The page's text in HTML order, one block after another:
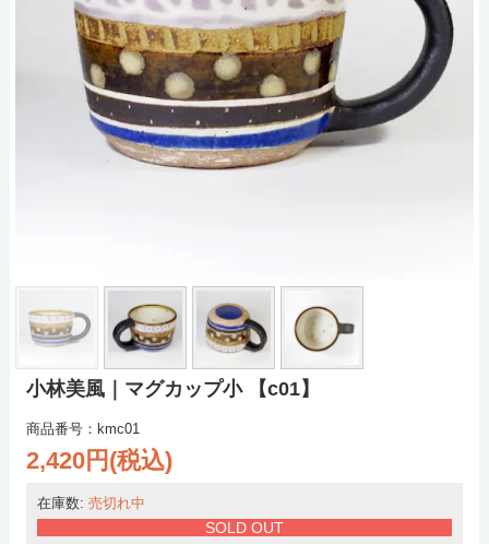
小林美風｜マグカップ小 【c01】
商品番号：kmc01
2,420円(税込)
在庫数: 売切れ中
SOLD OUT